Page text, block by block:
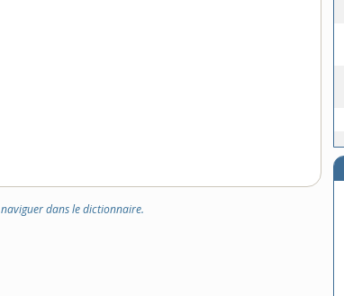
dans le dictionnaire.